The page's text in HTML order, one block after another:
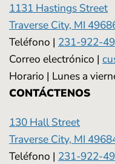
1131 Hastings Street
Traverse City, MI
Teléfono | 231-922-
Correo electrónico |
Horario | Lunes a
CONTÁCTENOS
130 Hall Street
Traverse City, MI
Teléfono | 231-922-